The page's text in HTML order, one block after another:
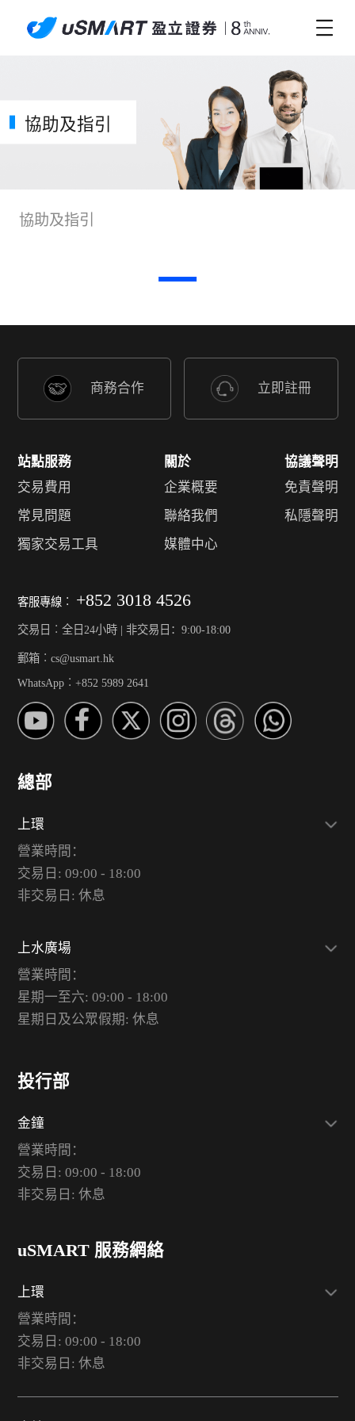
協助及指引
協助及指引
商務合作 立即註冊
站點服務
交易費用
常見問題
獨家交易工具
關於
企業概要
聯絡我們
媒體中心
協議聲明
免責聲明
私隱聲明
客服專線︰ +852 3018 4526
交易日︰全日24小時 | 非交易日：9:00-18:00
郵箱︰cs@usmart.hk
WhatsApp︰+852 5989 2641
總部
上環
營業時間：
交易日: 09:00 - 18:00
非交易日: 休息
上水廣場
營業時間：
星期一至六: 09:00 - 18:00
星期日及公眾假期: 休息
投行部
金鐘
營業時間：
交易日: 09:00 - 18:00
非交易日: 休息
uSMART 服務網絡
上環
營業時間：
交易日: 09:00 - 18:00
非交易日: 休息